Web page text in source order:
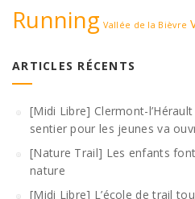
Running Vallée de la Bièvre
ARTICLES RÉCENTS
[Midi Libre] Clermont-
sentier pour les jeunes va
[Nature Trail] Les enfants
nature
[Midi Libre] L’école de trail